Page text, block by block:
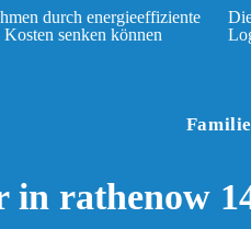
durch energieeffiziente
senken können
Familie
in rathenow